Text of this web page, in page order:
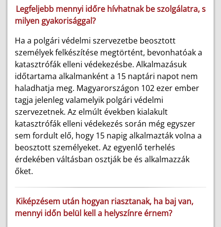
Legfeljebb mennyi időre hívhatnak be szolgálatra, s
milyen gyakorisággal?
Ha a polgári védelmi szervezetbe beosztott
személyek felkészítése megtörtént, bevonhatóak a
katasztrófák elleni védekezésbe. Alkalmazásuk
időtartama alkalmanként a 15 naptári napot nem
haladhatja meg. Magyarországon 102 ezer ember
tagja jelenleg valamelyik polgári védelmi
szervezetnek. Az elmúlt években kialakult
katasztrófák elleni védekezés során még egyszer
sem fordult elő, hogy 15 napig alkalmazták volna a
beosztott személyeket. Az egyenlő terhelés
érdekében váltásban osztják be és alkalmazzák
őket.
Kiképzésem után hogyan riasztanak, ha baj van,
mennyi időn belül kell a helyszínre érnem?